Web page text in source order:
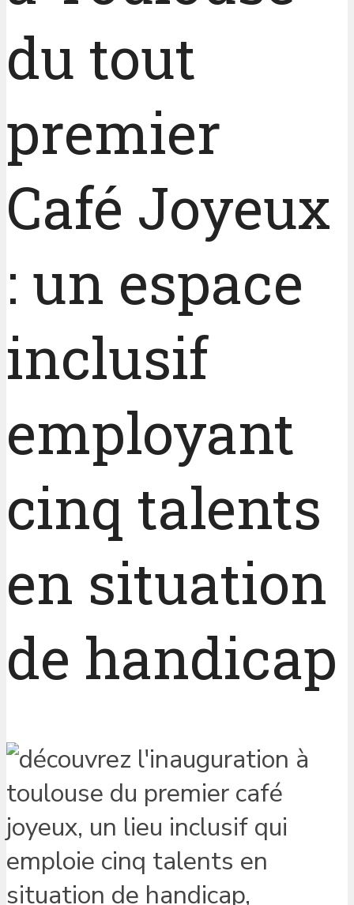
du tout
premier
Café Joyeux
: un espace
inclusif
employant
cinq talents
en situation
de handicap